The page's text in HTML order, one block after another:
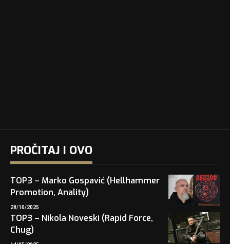
PROČITAJ I OVO
TOP3 – Marko Gospavić (Hellhammer
Promotion, Anality)
28/10/2025
TOP3 – Nikola Noveski (Rapid Force,
Chug)